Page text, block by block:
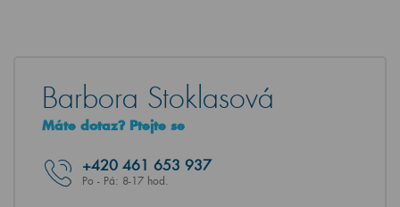
Barbora Stoklasová
Máte dotaz? Ptejte se
+420 461 653 937
Po - Pá: 8-17 hod.